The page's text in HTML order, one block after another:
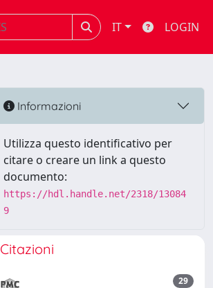
IT LOGIN
Informazioni
Utilizza questo identificativo per
citare o creare un link a questo
documento:
https://hdl.handle.net/2318/13084
9
Citazioni
29